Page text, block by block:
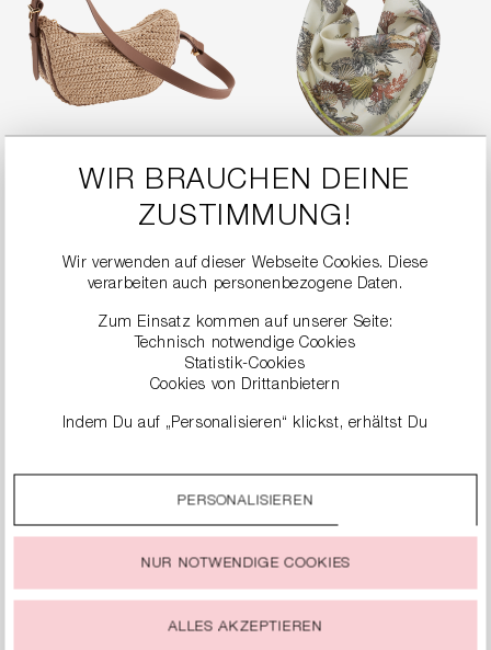
RAFFIA SHOULDER BAG SEIDENTUCH
SEIDENTUCH
149,00 €
SALE
TAILLENGÜRTEL MIT
WIR BRAUCHEN DEINE
ZUSTIMMUNG!
Wir verwenden auf dieser Webseite Cookies. Diese
verarbeiten auch personenbezogene Daten.
Zum Einsatz kommen auf unserer Seite:
Technisch notwendige Cookies
Statistik-Cookies
Cookies von Drittanbietern
Indem Du auf „Personalisieren“ klickst, erhältst Du
Durch einen Klick auf das Auswahlfeld „Alle akzeptieren“
stimmst Du der Verwendung aller Cookies zu, die unter
jeder Zeit ändern oder widerrufen.
PERSONALISIEREN
NUR NOTWENDIGE COOKIES
ALLES AKZEPTIEREN